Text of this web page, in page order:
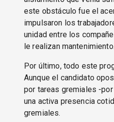
este obstáculo fue el
impulsaron los
unidad entre los
le realizan mantenimiento.
Por último, todo este
Aunque el candidato
por tareas gremiales -
una activa presencia
gremiales.